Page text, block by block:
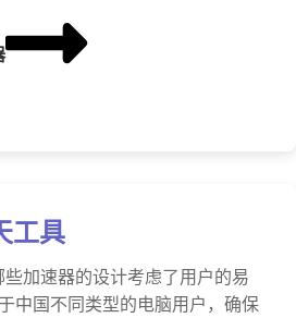
工具
加速器的设计考虑了用户的易
中国不同类型的电脑用户，确保